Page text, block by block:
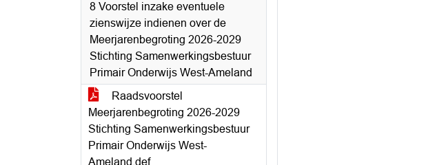
8 Voorstel inzake eventuele
zienswijze indienen over de
Meerjarenbegroting 2026-2029
Stichting Samenwerkingsbestuur
Primair Onderwijs West-Ameland
Raadsvoorstel
Meerjarenbegroting 2026-2029
Stichting Samenwerkingsbestuur
Primair Onderwijs West-
Ameland.def